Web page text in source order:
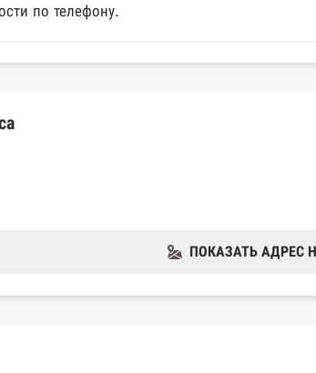
по телефону.
ПОКАЗАТЬ АДРЕС